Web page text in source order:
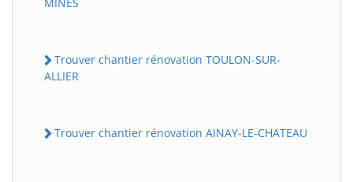
Trouver chantier rénovation TOULON-SUR-
ALLIER
Trouver chantier rénovation AINAY-LE-CHATEAU